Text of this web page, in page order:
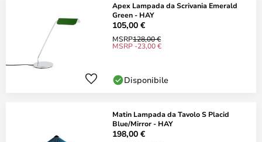
Apex Lampada da Scrivania Emerald
Green - HAY
105,00 €
MSRP128,00 €
MSRP -23,00 €
Disponibile
Matin Lampada da Tavolo S Placid
Blue/Mirror - HAY
198,00 €